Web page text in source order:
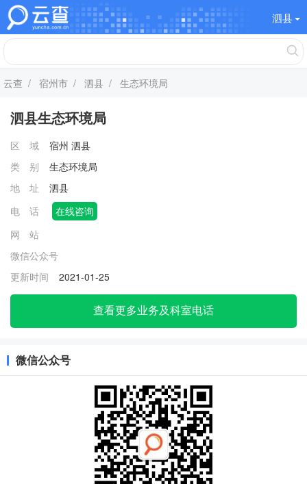
泗县
云查 / 宿州市 / 泗县 / 生态环境局
泗县生态环境局
区 域 宿州 泗县
类 别
生态环境局
地 址
泗县
电 话
在线咨询
网 站
微信公众号
更新时间
2021-01-25
查看更多业务及科室电话
微信公众号